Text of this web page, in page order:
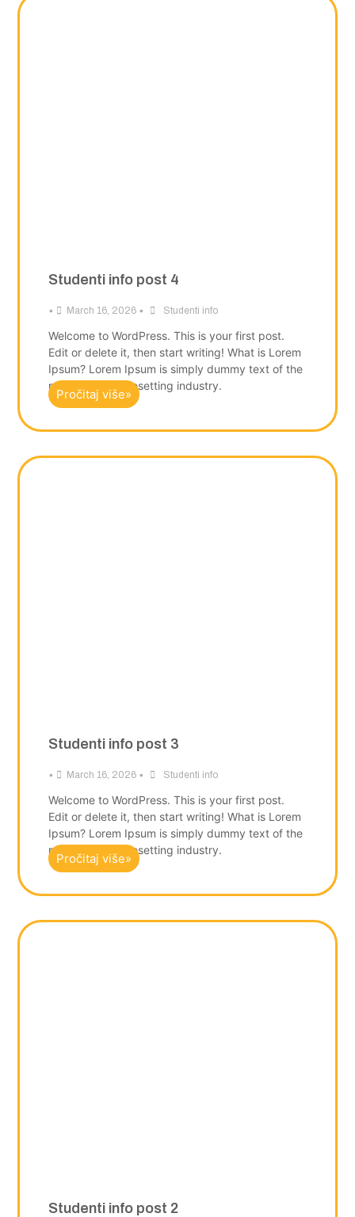
Studenti info post 4
• March 16, 2026 • Studenti info
Welcome to WordPress. This is your first post.
Edit or delete it, then start writing! What is Lorem
Ipsum? Lorem Ipsum is simply dummy text of the
printing and typesetting industry.
Pročitaj više»
Studenti info post 3
• March 16, 2026 • Studenti info
Welcome to WordPress. This is your first post.
Edit or delete it, then start writing! What is Lorem
Ipsum? Lorem Ipsum is simply dummy text of the
printing and typesetting industry.
Pročitaj više»
Studenti info post 2